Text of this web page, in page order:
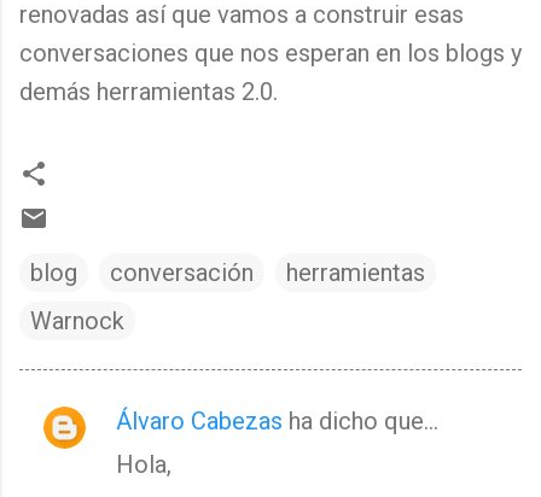
renovadas así que vamos a construir esas
conversaciones que nos esperan en los blogs y
demás herramientas 2.0.
blog conversación
herramientas
Warnock
C
Álvaro Cabezas ha dicho que…
Hola,